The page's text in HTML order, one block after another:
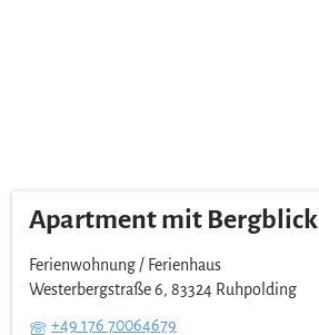
Apartment mit Bergblick
Ferienwohnung / Ferienhaus
Westerbergstraße 6, 83324 Ruhpolding
+49 176 70064679